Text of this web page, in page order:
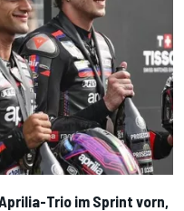
Trio im Sprint vorn,